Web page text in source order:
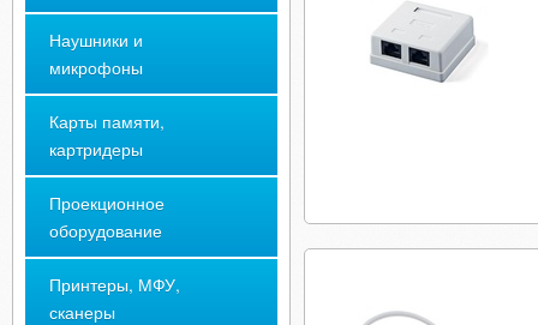
Наушники и
микрофоны
Карты памяти,
картридеры
Проекционное
оборудование
Принтеры, МФУ,
сканеры